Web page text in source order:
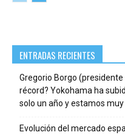
ENTRADAS RECIENTES
Gregorio Borgo
récord? Yokohama ha
solo un año y estamos muy
Evolución del mercado